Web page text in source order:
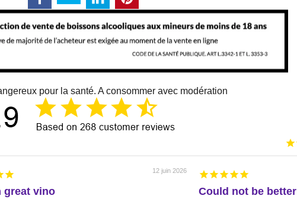
pour la santé. A consommer avec modération
12 juin 2026
great vino Could not be better